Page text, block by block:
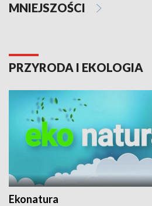
MNIEJSZOŚCI
PRZYRODA I EKOLOGIA
Ekonatura